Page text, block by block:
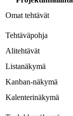
Omat tehtävät
Tehtäväpohja
Alitehtävät
Listanäkymä
Kanban-näkymä
Kalenterinäkymä